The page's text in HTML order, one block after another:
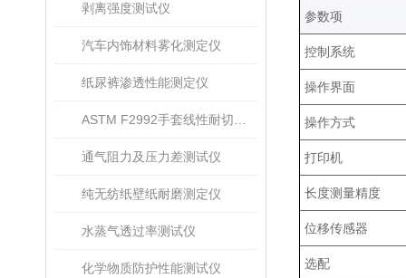
剥离强度测试仪
汽车内饰材料雾化测定仪
纸尿裤渗透性能测定仪
通气阻力及压力差测试仪
纯无纺纸壁纸耐磨测定仪
水蒸气透过率测试仪
化学物质防护性能测试仪
‌参数项‌
控制系统
操作界面
操作方式
打印机
长度测量精度
位移传感器
选配